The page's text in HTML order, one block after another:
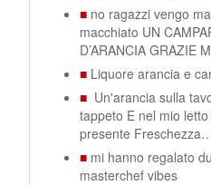
■ no ragazzi vengo
macchiato UN
D’ARANCIA GRAZIE
■ Liquore arancia e
■ Un'arancia sulla
tappeto E nel mio
presente
■ mi hanno regalato
masterchef vibes